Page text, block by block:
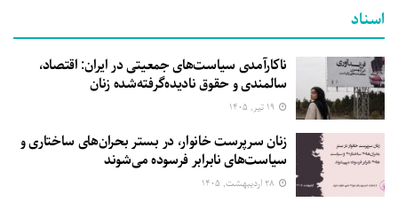
اسناد
ناکارآمدی سیاست‌های جمعیتی در ایران: اقتصاد،
سالمندی و حقوق نادیده‌گرفته‌شده زنان
زنان سرپرست خانوار، در بستر بحران‌های ساختاری و
سیاست‌های نابرابر فرسوده می‌شوند